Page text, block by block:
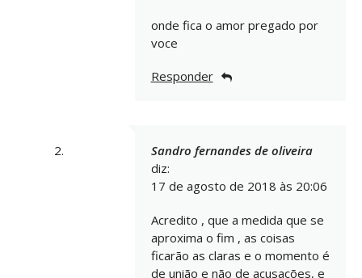
onde fica o amor pregado por
voce
Responder
Sandro fernandes de oliveira
diz:
17 de agosto de 2018 às 20:06
Acredito , que a medida que se
aproxima o fim , as coisas
ficarão as claras e o momento é
de união e não de acusações, e